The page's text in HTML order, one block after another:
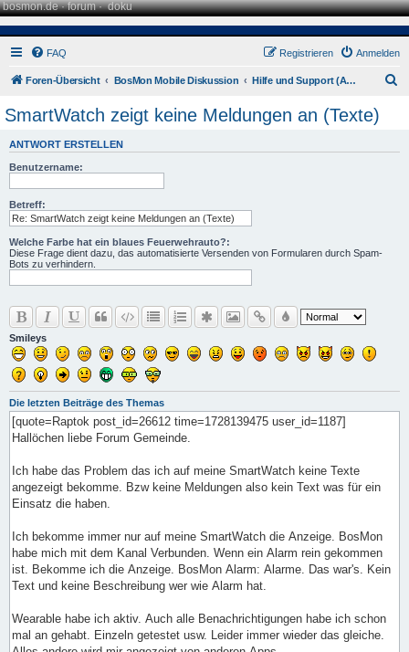
bosmon.de·forum·doku
FAQ Anmelden
Registrieren
Foren-Übersicht BosMon Mobile Diskussion Hilfe und Support (Android)
SmartWatch zeigt keine Meldungen an (Texte)
ANTWORT ERSTELLEN
Benutzername:
Betreff:
Welche Farbe hat ein blaues Feuerwehrauto?:
Diese Frage dient dazu, das automatisierte Versenden von Formularen durch Spam-
Bots zu verhindern.
Smileys
Die letzten Beiträge des Themas